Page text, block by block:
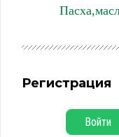
Регистрация
Войти